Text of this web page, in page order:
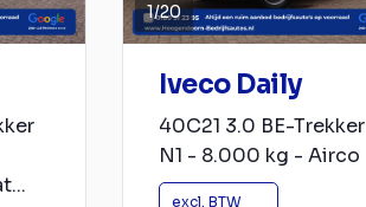
1/20
Iveco Daily
40C21 3.0 BE-Trekker
N1 - 8.000 kg - Airco
excl. BTW